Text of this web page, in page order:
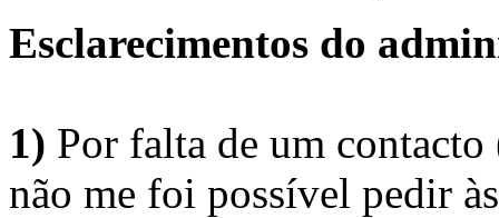
Esclarecimentos do
1) Por falta de um
não me foi possível pedir